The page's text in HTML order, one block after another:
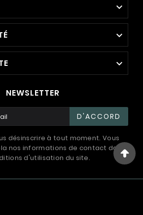



NEWSLETTER
D'ACCORD
désinscrire à tout moment. Vous
nos informations de contact dans
d'utilisation du site.